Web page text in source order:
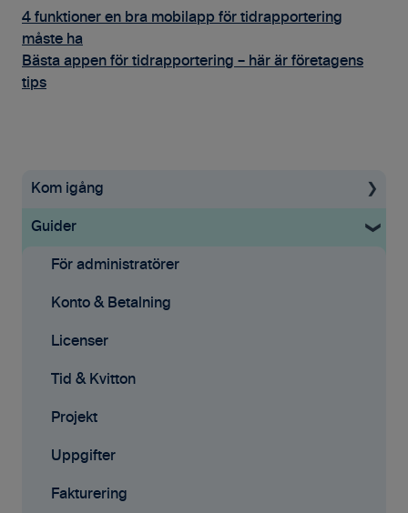
4 funktioner en bra mobilapp för tidrapportering
måste ha
Bästa appen för tidrapportering – här är företagens
tips
Kom igång
Uppstartsguide
Grundinställningar
Ekonomisystem
Tid & Kvitton
Projekt
Fakturering (ny)
Kontakter
Avtal
Guider
För administratörer
Konto & Betalning
Licenser
Tid & Kvitton
Projekt
Uppgifter
Fakturering